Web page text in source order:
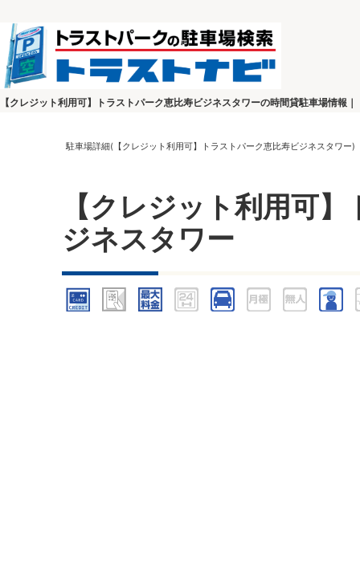
【クレジット利用可】トラストパーク恵比寿ビジネスタワーの時間貸駐車場情報
駐車場詳細(【クレジット利用可】トラストパーク恵比寿ビジネスタワー)
【クレジット利用可
ジネスタワー